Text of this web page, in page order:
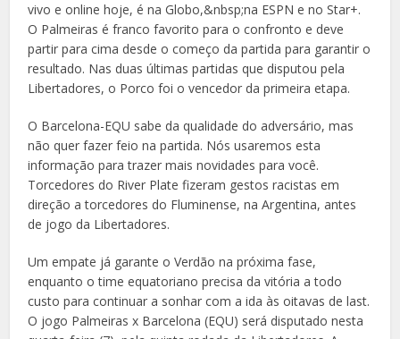
vivo e online hoje, é na Globo,&nbsp;na ESPN e no Star+.
O Palmeiras é franco favorito para o confronto e deve
partir para cima desde o começo da partida para garantir o
resultado. Nas duas últimas partidas que disputou pela
Libertadores, o Porco foi o vencedor da primeira etapa.
O Barcelona-EQU sabe da qualidade do adversário, mas
não quer fazer feio na partida. Nós usaremos esta
informação para trazer mais novidades para você.
Torcedores do River Plate fizeram gestos racistas em
direção a torcedores do Fluminense, na Argentina, antes
de jogo da Libertadores.
Um empate já garante o Verdão na próxima fase,
enquanto o time equatoriano precisa da vitória a todo
custo para continuar a sonhar com a ida às oitavas de last.
O jogo Palmeiras x Barcelona (EQU) será disputado nesta